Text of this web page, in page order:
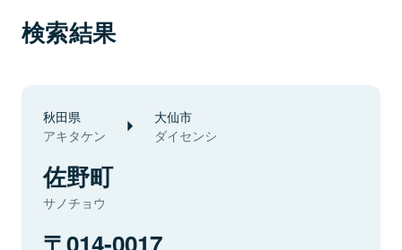
検索結果
秋田県
アキタケン
大仙市
ダイセンシ
佐野町
サノチョウ
014-0017